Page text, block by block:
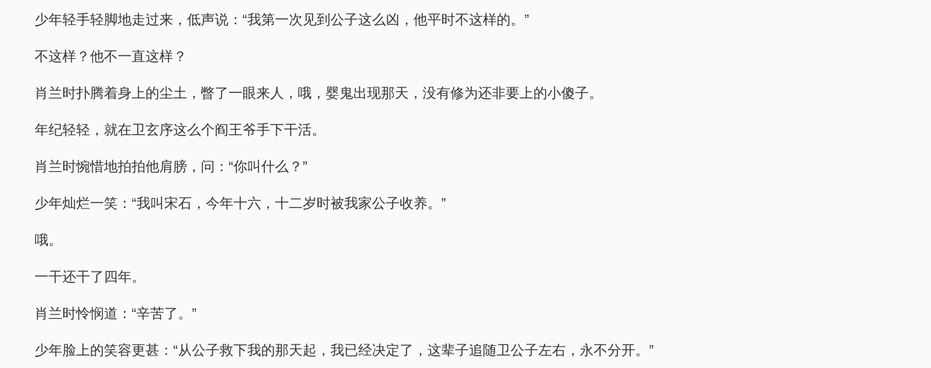
少年轻手轻脚地走过来，低声说：“我第一次见到公子这么凶，他平时不这样的。”
不这样？他不一直这样？
肖兰时扑腾着身上的尘土，瞥了一眼来人，哦，婴鬼出现那天，没有修为还非要上的小傻子。
年纪轻轻，就在卫玄序这么个阎王爷手下干活。
肖兰时惋惜地拍拍他肩膀，问：“你叫什么？”
少年灿烂一笑：“我叫宋石，今年十六，十二岁时被我家公子收养。”
哦。
一干还干了四年。
肖兰时怜悯道：“辛苦了。”
少年脸上的笑容更甚：“从公子救下我的那天起，我已经决定了，这辈子追随卫公子左右，永不分开。”